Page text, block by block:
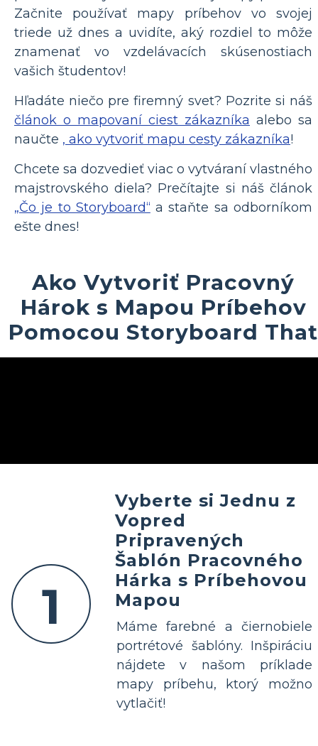
Začnite používať mapy príbehov vo svojej
triede už dnes a uvidíte, aký rozdiel to môže
znamenať vo vzdelávacích skúsenostiach
vašich študentov!
Hľadáte niečo pre firemný svet? Pozrite si náš
článok o mapovaní ciest zákazníka alebo sa
naučte , ako vytvoriť mapu cesty zákazníka!
Chcete sa dozvedieť viac o vytváraní vlastného
majstrovského diela? Prečítajte si náš článok
„Čo je to Storyboard“ a staňte sa odborníkom
ešte dnes!
Ako Vytvoriť Pracovný
Hárok s Mapou Príbehov
Pomocou Storyboard That
1
Vyberte si Jednu z
Vopred
Pripravených
Šablón Pracovného
Hárka s Príbehovou
Mapou
Máme farebné a čiernobiele
portrétové šablóny. Inšpiráciu
nájdete v našom príklade
mapy príbehu, ktorý možno
vytlačiť!